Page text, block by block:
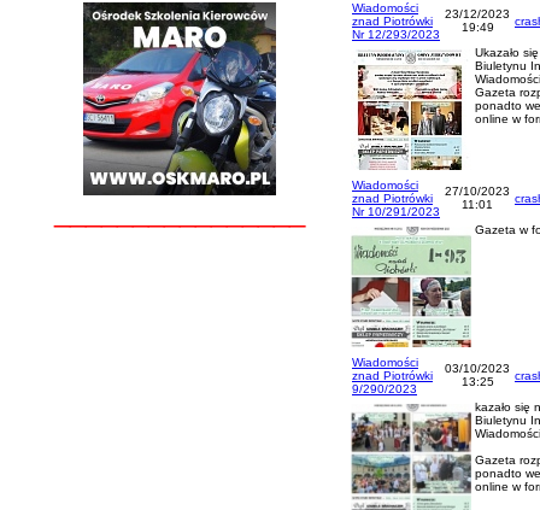
Wiadomości
znad Piotrówki
Nr 12/293/2023
23/12/2023
19:49
Ukazało
Biuletynu
Gazeta
ponadto
online w
Wiadomości
znad Piotrówki
Nr 10/291/2023
27/10/2023
11:01
Gazeta w
Wiadomości
znad Piotrówki
9/290/2023
03/10/2023
13:25
kazało się
Biuletynu
Gazeta
ponadto
online w